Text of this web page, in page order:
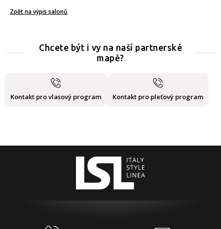
Zpět na výpis salonů
Chcete být i vy na naší partnerské
mapě?
Kontakt pro vlasový program Kontakt pro pleťový program